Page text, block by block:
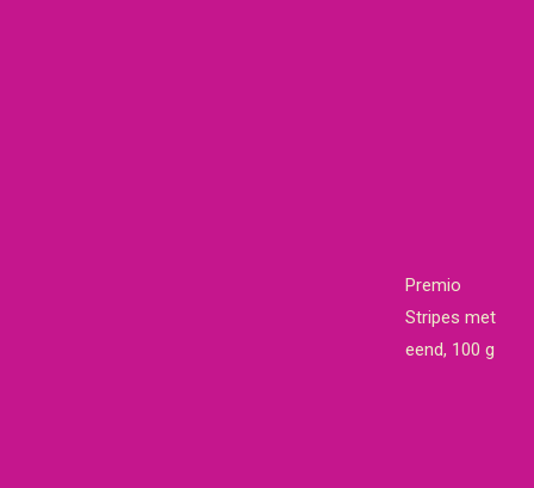
Premio
Stripes met
eend, 100 g